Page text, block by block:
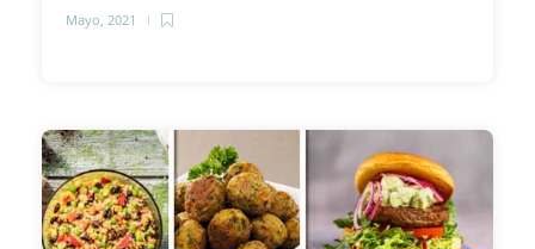
Mayo, 2021